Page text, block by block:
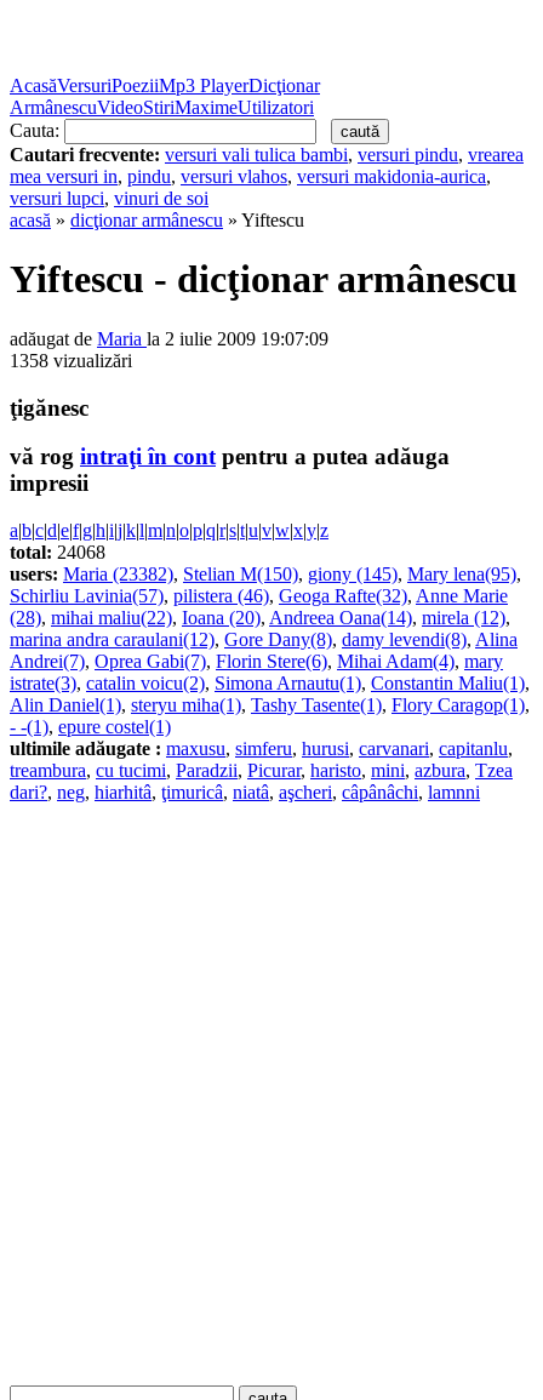
AcasăVersuriPoeziiMp3 PlayerDicţionar
ArmânescuVideoStiriMaximeUtilizatori
Cauta:
Cautari frecvente: versuri vali tulica bambi, versuri pindu, vrearea
mea versuri in, pindu, versuri vlahos, versuri makidonia-aurica,
versuri lupci, vinuri de soi
acasă » dicţionar armânescu » Yiftescu
Yiftescu - dicţionar armânescu
adăugat de Maria la 2 iulie 2009 19:07:09
1358 vizualizări
ţigănesc
vă rog intraţi în contpentru a putea adăuga
impresii
a|b|c|d|e|f|g|h|i|j|k|l|m|n|o|p|q|r|s|t|u|v|w|x|y|z
total: 24068
users: Maria (23382), Stelian M(150), giony (145), Mary lena(95),
Schirliu Lavinia(57), pilistera (46), Geoga Rafte(32), Anne Marie
(28), mihai maliu(22), Ioana (20), Andreea Oana(14), mirela (12),
marina andra caraulani(12), Gore Dany(8), damy levendi(8), Alina
Andrei(7), Oprea Gabi(7), Florin Stere(6), Mihai Adam(4), mary
istrate(3), catalin voicu(2), Simona Arnautu(1), Constantin Maliu(1),
Alin Daniel(1), steryu miha(1), Tashy Tasente(1), Flory Caragop(1),
- -(1), epure costel(1)
ultimile adăugate : maxusu, simferu, hurusi, carvanari, capitanlu,
treambura, cu tucimi, Paradzii, Picurar, haristo, mini, azbura, Tzea
dari?, neg, hiarhitâ, ţimuricâ, niatâ, aşcheri, câpânâchi, lamnni